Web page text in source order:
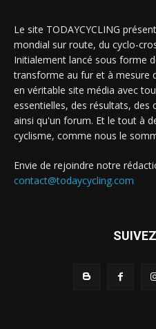
Le site TODAYCYCLING
mondial sur route, du cyclo-
Initialement lancé sous forme
transforme au fur et à mesure
en véritable site média avec
essentielles, des résultats, des
ainsi qu'un forum. Et le tout à
cyclisme, comme nous le
Envie de rejoindre notre
contact@todaycycling.com